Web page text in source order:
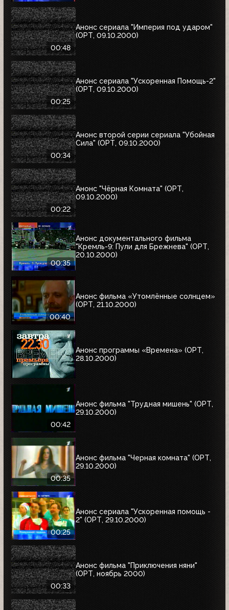
00:48
Анонс сериала "Империя под ударом"
(ОРТ, 09.10.2000)
00:25
Анонс сериала "Ускоренная Помощь-2"
(ОРТ, 09.10.2000)
00:34
Анонс второй серии сериала "Убойная
Сила" (ОРТ, 09.10.2000)
00:22
Анонс "Чёрная Комната" (ОРТ,
09.10.2000)
00:35
Анонс документального фильма
"Кремль-9: Пули для Брежнева" (ОРТ,
20.10.2000)
00:40
Анонс фильма «Утомлённые солнцем»
(ОРТ, 21.10.2000)
Анонс программы «Времена» (ОРТ,
28.10.2000)
00:42
Анонс фильма "Трудная мишень" (ОРТ,
29.10.2000)
00:35
Анонс фильма "Черная комната" (ОРТ,
29.10.2000)
00:25
Анонс сериала "Ускоренная помощь -
2" (ОРТ, 29.10.2000)
00:33
Анонс фильма "Приключения няни"
(ОРТ, ноябрь 2000)